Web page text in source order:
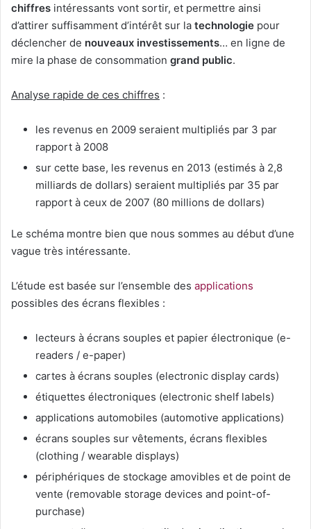
chiffres intéressants vont sortir, et permettre ainsi
d’attirer suffisamment d’intérêt sur la technologie pour
déclencher de nouveaux investissements… en ligne de
mire la phase de consommation grand public.
Analyse rapide de ces chiffres :
les revenus en 2009 seraient multipliés par 3 par
rapport à 2008
sur cette base, les revenus en 2013 (estimés à 2,8
milliards de dollars) seraient multipliés par 35 par
rapport à ceux de 2007 (80 millions de dollars)
Le schéma montre bien que nous sommes au début d’une
vague très intéressante.
L’étude est basée sur l’ensemble des applications
possibles des écrans flexibles :
lecteurs à écrans souples et papier électronique (e-
readers / e-paper)
cartes à écrans souples (electronic display cards)
étiquettes électroniques (electronic shelf labels)
applications automobiles (automotive applications)
écrans souples sur vêtements, écrans flexibles
(clothing / wearable displays)
périphériques de stockage amovibles et de point de
vente (removable storage devices and point-of-
purchase)